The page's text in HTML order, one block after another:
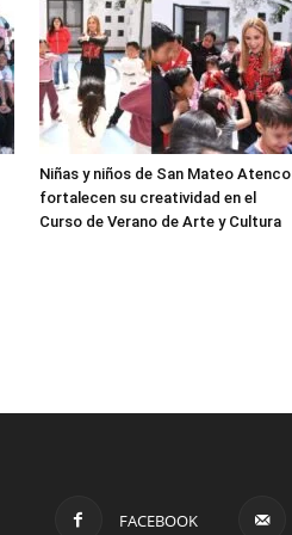
Niñas y niños de San Mateo Atenco
fortalecen su creatividad en el
Curso de Verano de Arte y Cultura
FACEBOOK